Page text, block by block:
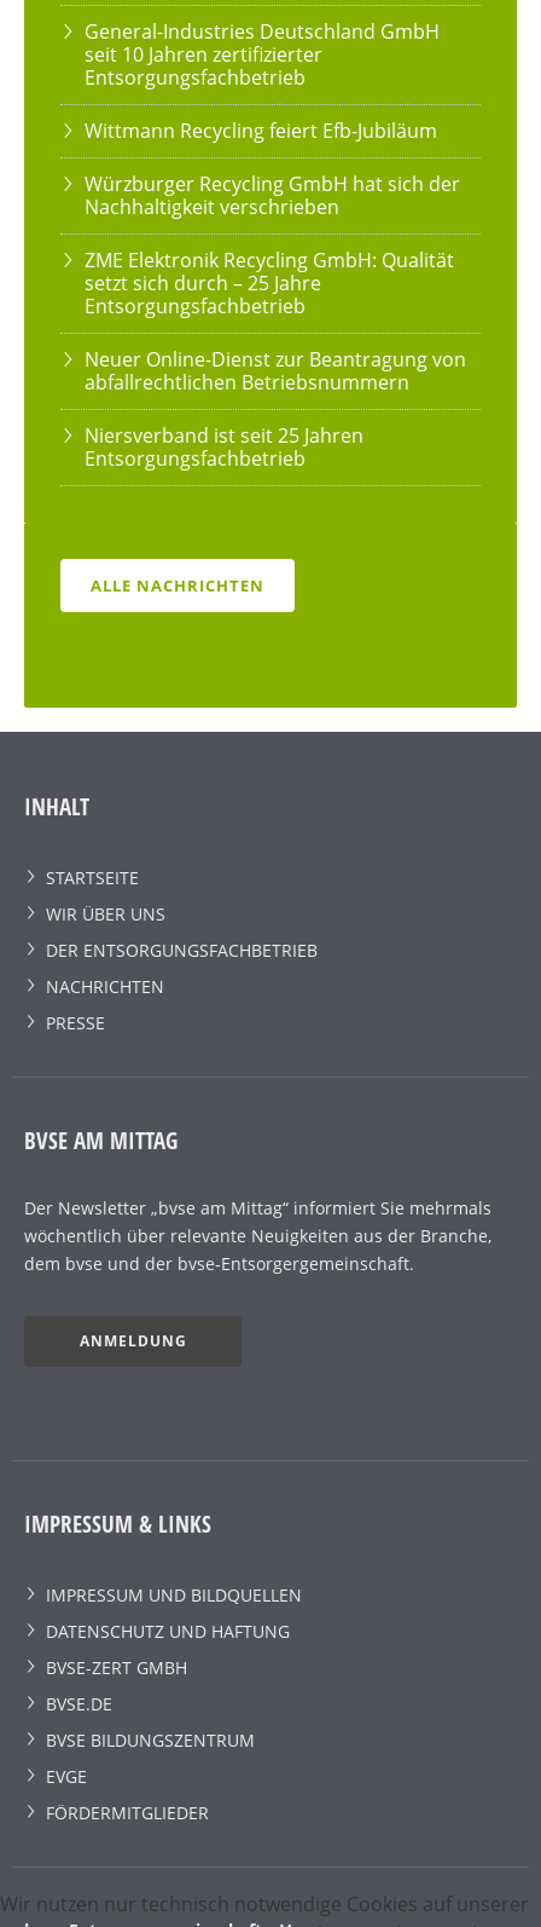
General-Industries Deutschland GmbH
seit 10 Jahren zertifizierter
Entsorgungsfachbetrieb
Wittmann Recycling feiert Efb-Jubiläum
Würzburger Recycling GmbH hat sich der
Nachhaltigkeit verschrieben
ZME Elektronik Recycling GmbH: Qualität
setzt sich durch – 25 Jahre
Entsorgungsfachbetrieb
Neuer Online-Dienst zur Beantragung von
abfallrechtlichen Betriebsnummern
Niersverband ist seit 25 Jahren
Entsorgungsfachbetrieb
ALLE NACHRICHTEN
INHALT
STARTSEITE
WIR ÜBER UNS
DER ENTSORGUNGSFACHBETRIEB
NACHRICHTEN
PRESSE
BVSE AM MITTAG
Der Newsletter „bvse am Mittag“ informiert Sie mehrmals
wöchentlich über relevante Neuigkeiten aus der Branche,
dem bvse und der bvse-Entsorgergemeinschaft.
ANMELDUNG
IMPRESSUM & LINKS
IMPRESSUM UND BILDQUELLEN
DATENSCHUTZ UND HAFTUNG
BVSE-ZERT GMBH
BVSE.DE
BVSE BILDUNGSZENTRUM
EVGE
FÖRDERMITGLIEDER
Wir nutzen nur technisch notwendige Cookies auf unserer